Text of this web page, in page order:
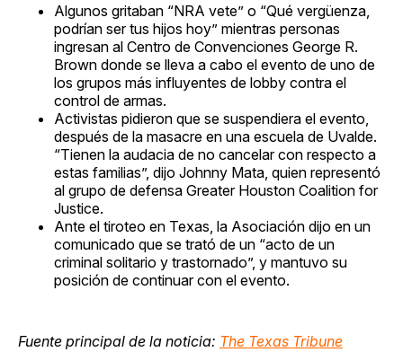
Algunos gritaban “NRA vete” o “Qué vergüenza,
podrían ser tus hijos hoy” mientras personas
ingresan al Centro de Convenciones George R.
Brown donde se lleva a cabo el evento de uno de
los grupos más influyentes de lobby contra el
control de armas.
Activistas pidieron que se suspendiera el evento,
después de la masacre en una escuela de Uvalde.
“Tienen la audacia de no cancelar con respecto a
estas familias”, dijo Johnny Mata, quien representó
al grupo de defensa Greater Houston Coalition for
Justice.
Ante el tiroteo en Texas, la Asociación dijo en un
comunicado que se trató de un “acto de un
criminal solitario y trastornado”, y mantuvo su
posición de continuar con el evento.
Fuente principal de la noticia: The Texas Tribune